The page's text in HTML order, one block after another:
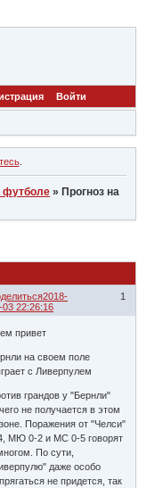
Войти
.
футболе » Прогноз на
1
2018-
03 22:26:16
привет
на своем поле
с Ливерпулем
грандов у "Бернли"
не получается в этом
Поражения от "Челси"
МЮ 0-2 и МС 0-5 говорят
По сути,
даже особо
не придется, так